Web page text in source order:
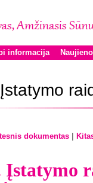
informacija
dokumentas |
Įstatymo